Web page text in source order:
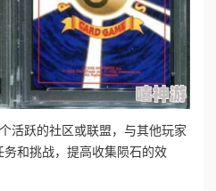
活跃的社区或联盟，与其他玩家
和挑战，提高收集陨石的效